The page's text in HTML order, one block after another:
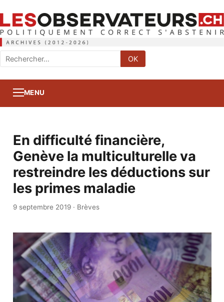
Rechercher
:
OK
MENU
En difficulté financière,
Genève la multiculturelle va
restreindre les déductions sur
les primes maladie
9 septembre 2019· Brèves